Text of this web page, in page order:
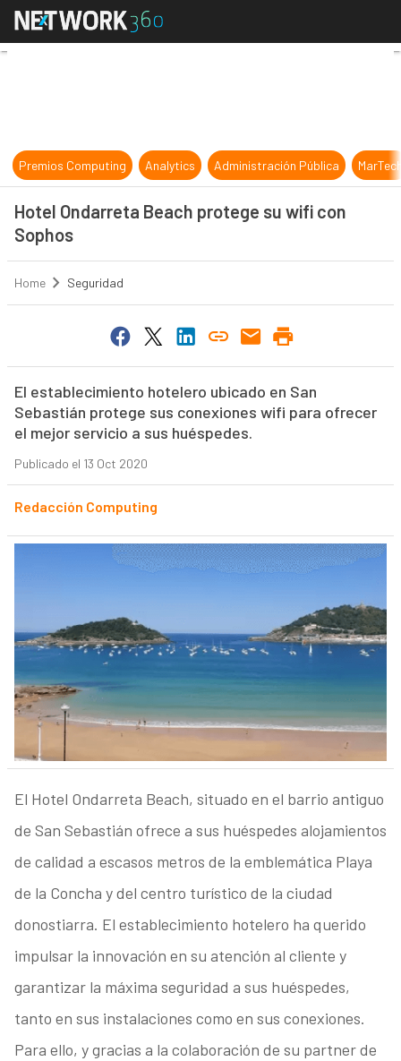
Hotel Ondarreta Beach protege su
Premios Computing Analytics Administración Pública
Hotel Ondarreta Beach protege su wifi con
Sophos
Home Seguridad
El establecimiento hotelero ubicado en San
Sebastián protege sus conexiones wifi para ofrecer
el mejor servicio a sus huéspedes.
Publicado el 13 Oct 2020
Redacción Computing
El Hotel Ondarreta Beach, situado en el barrio antiguo
de San Sebastián ofrece a sus huéspedes alojamientos
de calidad a escasos metros de la emblemática Playa
de la Concha y del centro turístico de la ciudad
donostiarra. El establecimiento hotelero ha querido
impulsar la innovación en su atención al cliente y
garantizar la máxima seguridad a sus huéspedes,
tanto en sus instalaciones como en sus conexiones.
Para ello, y gracias a la colaboración de su partner de